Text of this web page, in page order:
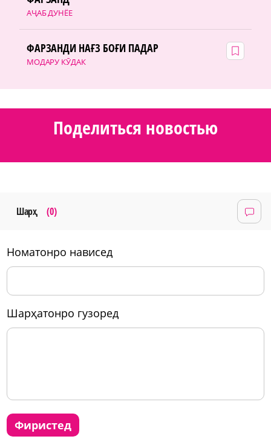
АҶАБ ДУНЁЕ
МОДАРУ КӮДАК
ФАРЗАНДИ НАҒЗ БОҒИ ПАДАР
Поделиться новостью
Шарҳ (0)
номатонро нависед
шарҳатонро гузоред
фиристед